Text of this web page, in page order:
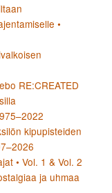
•
RE:CREATED
kipupisteiden
• Vol. 1 & Vol. 2
ja uhmaa